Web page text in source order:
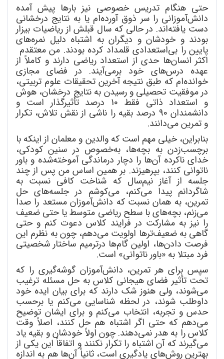
حتی هنگام تدریس خصوصی نیز بارها پیش آمده
دانشآموزانی را سر ذوق آوردهام یا به نتایج درخشانی
دست یافتهاند. در حالی که سال قبلش از ریاضیات بیزار
بودند و خودشان و دیگران به اشتباه دلیل نمرههای
پایین را بیاستعدادی قلمداد کرده بودند. من معتقدم
اکثر انسانها حدی از استعداد ریاضی دارند و کاملاً از
عهده درسهای خود برمیآیند. در فضای مجازی
خواندهام که طبق نتیجه آخرین تحقیقات علوم تربیتی،
در موفقیت تحصیلی و رسیدن به نتایج درخشان، هوش
و استعداد ذاتی فقط 10 درصد تأثیرگذار است و
دانشمندان 90 درصد بقیه را ناشی از نقش تلاش، تکرار
و تمرین میدانند.
بنابراین، خیلی مهم است که والدین و معلمان از اینکه با
برچسبزدن به بچهها، بهخصوص در سنین کودکی،
خدای ناکرده آنها را دچار درماندگی آموختهشده و باور
ناتوانی کنند، بپرهیزند. بر همین اساس من پس از چند
جلسه از آغاز نیمسال که شناخت کافی نسبت به
شاگردانم پیدا میکنم، میکوشم در جلسههای حل
تمرین، به همان نسبت که دانشآموزان مستعد را صدا
میزنم، بچههای با سطح ریاضی متوسط یا حتی ضعیف
را نیز به مشارکت در فرایند کلاس دعوت کنم و حتی
گاهی به ضعیفترها اولویت میدهم، چون به نظرم این
فرصت دادنها، اولین گامها درترمیم ساختار شخصیتی
فرد مبتلا به «باور ناتوانی» است.
سپس برای هر تمرین، دانشآموزان گوشهگیری را که
تحت تأثیر فضای هیجانی کلاس به حل مسئله ترغیب
میشوند، ولی هنوز شک دارند که برای بیان ایده خود
داوطلب شوند، در لحظه شناسایی میکنم یا برحسب
حدس و تجربه، انتخاب میکنم و برای ایشان توضیح
میدهم که حتی اگر اشتباه هم حل کنند، اصلاً وقت
کلاس را به هدر نمیدهند. چون اولاً خودشان و بقیه یاد
میگیرند که آن اشتباه را تکرار نکنند و اتفاقاً این یکی از
بهترین روشهای یادگیری است، ثانیاً آنها هم به اندازه